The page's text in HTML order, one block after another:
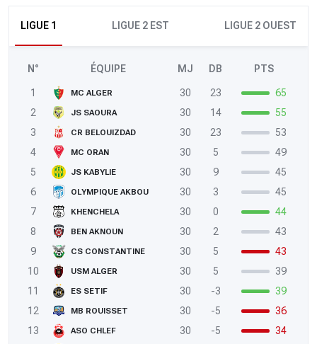
LIGUE 1 LIGUE 2 EST LIGUE 2 OUEST
N° ÉQUIPE MJ DB PTS
1 MC ALGER 30 23
65
2
JS SAOURA 30 14
55
3
CR BELOUIZDAD 30 23
53
4
MC ORAN 30 5
49
5
JS KABYLIE 30 9
45
6
OLYMPIQUE AKBOU 30 3
45
7
KHENCHELA 30 0
44
8
BEN AKNOUN 30 2
43
9
CS CONSTANTINE 30 5
43
10
USM ALGER 30 5
39
11
ES SETIF 30 -3
39
12
MB ROUISSET 30 -5
36
13
ASO CHLEF 30 -5
34